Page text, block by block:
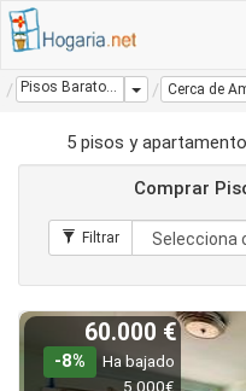
Pisos Baratos Amposta Dropdown
Cerca de
5 pisos y
Comprar
60.000 €
-8%
Ha bajado
5.000€